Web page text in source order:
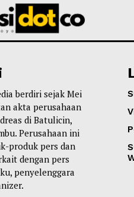
berdiri sejak Mei
akta perusahaan
di Batulicin,
Perusahaan ini
produk pers dan
dengan pers
penyelenggara